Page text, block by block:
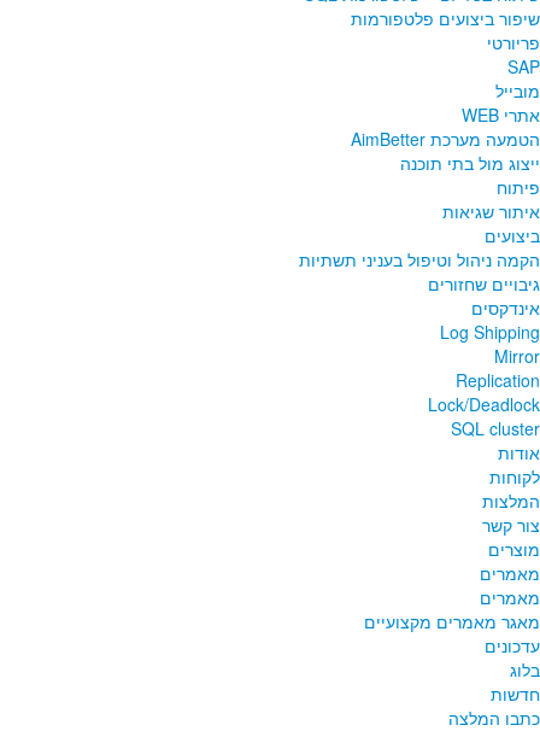
שיפור ביצועים פלטפורמות
פריורטי
SAP
מובייל
אתרי WEB
הטמעה מערכת AimBetter
ייצוג מול בתי תוכנה
פיתוח
איתור שגיאות
ביצועים
הקמה ניהול וטיפול בעניני תשתיות
גיבויים שחזורים
אינדקסים
Log Shipping
Mirror
Replication
Lock/Deadlock
SQL cluster
אודות
לקוחות
המלצות
צור קשר
מוצרים
מאמרים
מאמרים
מאגר מאמרים מקצועיים
עדכונים
בלוג
חדשות
כתבו המלצה